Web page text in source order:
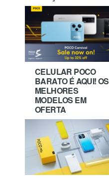
CELULAR POCO
BARATO É AQUI! OS
MELHORES
MODELOS EM
OFERTA